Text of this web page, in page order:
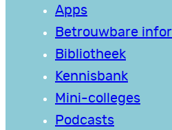
Apps
Betrouwbare
Bibliotheek
Kennisbank
Mini-colleges
Podcasts